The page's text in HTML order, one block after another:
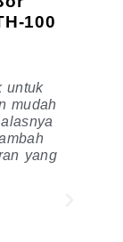
100
untuk
mudah
yang